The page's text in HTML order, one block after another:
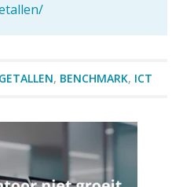
, BENCHMARK, ICT
sterk
(nog) in Europa
drastisch
IT-beheer sluit naadloos
bij het snelgroeiende Reanda
bouwt aan een volwassen
fundament voor governance,